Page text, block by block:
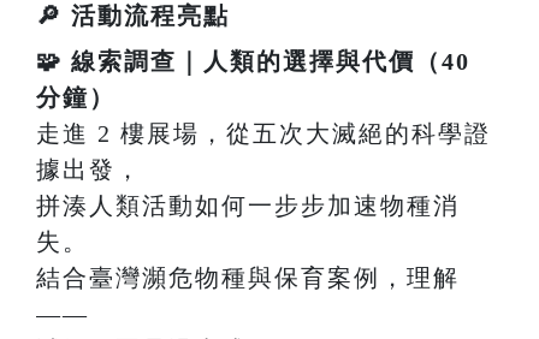
🔎 活動流程亮點
🧩 線索調查｜人類的選擇與代價（40
分鐘）
走進 2 樓展場，從五次大滅絕的科學證
據出發，
拼湊人類活動如何一步步加速物種消
失。
結合臺灣瀕危物種與保育案例，理解
——